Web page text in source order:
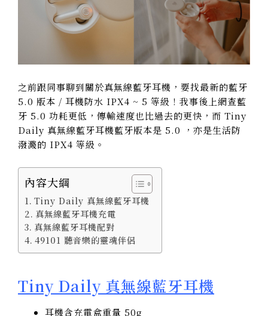
之前跟同事聊到關於真無線藍牙耳機，要找最新的藍牙
5.0 版本 / 耳機防水 IPX4 ~ 5 等級！我事後上網查藍
牙 5.0 功耗更低，傳輸速度也比過去的更快，而 Tiny
Daily 真無線藍牙耳機藍牙版本是 5.0 ，亦是生活防
潑濺的 IPX4 等級。
內容大綱
Tiny Daily 真無線藍牙耳機
真無線藍牙耳機充電
真無線藍牙耳機配對
49101 聽音樂的靈魂伴侶
Tiny Daily 真無線藍牙耳機
耳機含充電盒重量 50g